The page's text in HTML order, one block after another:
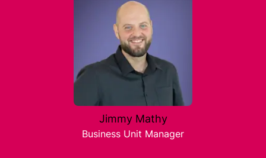
Jimmy Mathy
Business Unit Manager